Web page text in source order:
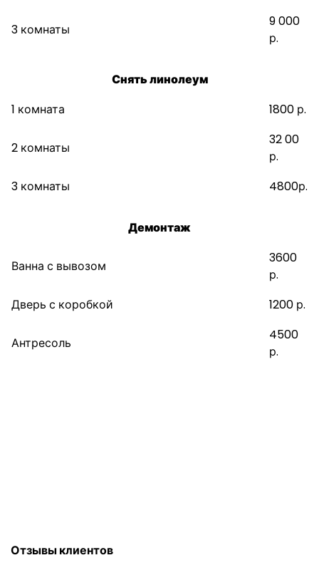
3 комнаты
9 000
р.
Снять линолеум
1 комната
1800 р.
2 комнаты
32 00
р.
3 комнаты
4800р.
Демонтаж
Ванна с вывозом
3600
р.
Дверь с коробкой
1200 р.
Антресоль
4500
р.
Отзывы клиентов